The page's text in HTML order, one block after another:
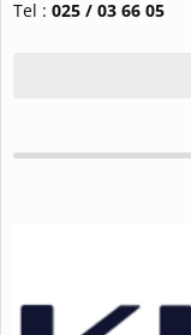
Tel : 025 / 03 66 05